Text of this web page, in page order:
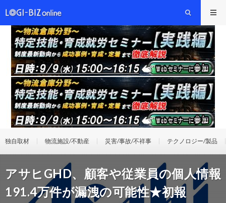
独自取材 物流施設/不動産 災害/事故/不祥事 テクノロジー/製品
アサヒGHD、顧客や従業員の個人情報
191.4万件が漏洩の可能性★初報